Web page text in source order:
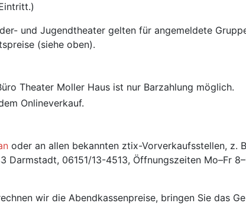
und Jugendtheater gelten für angemeldete
(siehe oben).
Theater Moller Haus ist nur Barzahlung möglich.
Onlineverkauf.
oder an allen bekannten ztix-Vorverkaufsstellen, z.
Darmstadt, 06151/13-4513, Öffnungszeiten Mo–Fr
wir die Abendkassenpreise, bringen Sie das